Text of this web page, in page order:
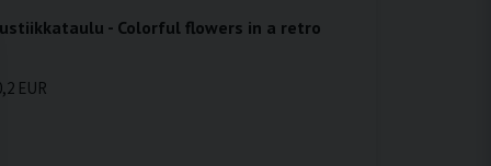
- Colorful flowers in a retro
EUR